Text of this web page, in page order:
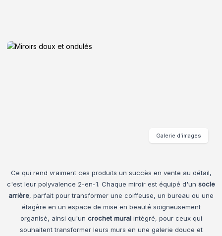
Ce qui rend vraiment ces produits un succès en vente au détail,
c'est leur polyvalence 2-en-1. Chaque miroir est équipé d'un socle
arrière, parfait pour transformer une coiffeuse, un bureau ou une
étagère en un espace de mise en beauté soigneusement
organisé, ainsi qu'un crochet muralintégré, pour ceux qui
souhaitent transformer leurs murs en une galerie douce et
Galerie d’images